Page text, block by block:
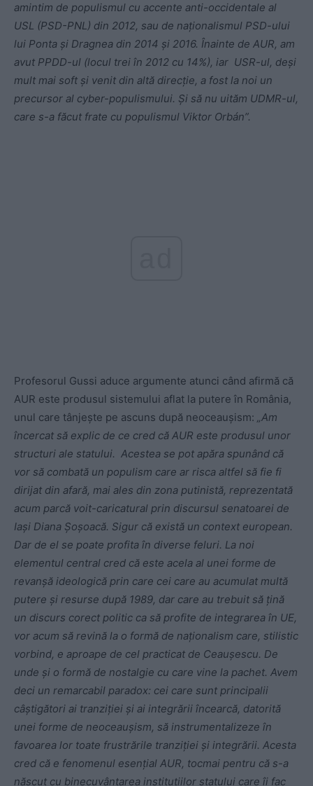
amintim de populismul cu accente anti-occidentale al
USL (PSD-PNL) din 2012, sau de naționalismul PSD-ului
lui Ponta și Dragnea din 2014 și 2016. Înainte de AUR, am
avut PPDD-ul (locul trei în 2012 cu 14%), iar USR-ul, deși
mult mai soft și venit din altă direcție, a fost la noi un
precursor al cyber-populismului. Și să nu uităm UDMR-ul,
care s-a făcut frate cu populismul Viktor Orbán”.
Profesorul Gussi aduce argumente atunci când afirmă că
AUR este produsul sistemului aflat la putere în România,
unul care tânjește pe ascuns după neoceaușism: „Am
încercat să explic de ce cred că AUR este produsul unor
structuri ale statului. Acestea se pot apăra spunând că
vor să combată un populism care ar risca altfel să fie fi
dirijat din afară, mai ales din zona putinistă, reprezentată
acum parcă voit-caricatural prin discursul senatoarei de
Iași Diana Șoșoacă. Sigur că există un context european.
Dar de el se poate profita în diverse feluri. La noi
elementul central cred că este acela al unei forme de
revanșă ideologică prin care cei care au acumulat multă
putere și resurse după 1989, dar care au trebuit să țină
un discurs corect politic ca să profite de integrarea în UE,
vor acum să revină la o formă de naționalism care, stilistic
vorbind, e aproape de cel practicat de Ceaușescu. De
unde și o formă de nostalgie cu care vine la pachet. Avem
deci un remarcabil paradox: cei care sunt principalii
câștigători ai tranziției și ai integrării încearcă, datorită
unei forme de neoceaușism, să instrumentalizeze în
favoarea lor toate frustrările tranziției și integrării. Acesta
cred că e fenomenul esențial AUR, tocmai pentru că s-a
născut cu binecuvântarea instituțiilor statului care îi fac